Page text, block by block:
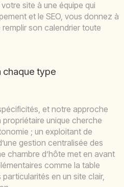
site à une équipe qui
et le SEO, vous donnez à
son calendrier toute
chaque type
et notre approche
propriétaire unique cherche
; un exploitant de
gestion centralisée des
chambre d’hôte met en avant
comme la table
en un site clair,